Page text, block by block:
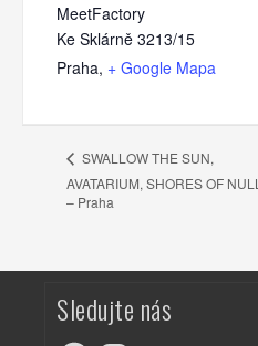
MeetFactory
Ke Sklárně 3213/15
Praha, + Google Mapa
SWALLOW THE SUN,
AVATARIUM, SHORES OF NULL
– Praha
Sledujte nás